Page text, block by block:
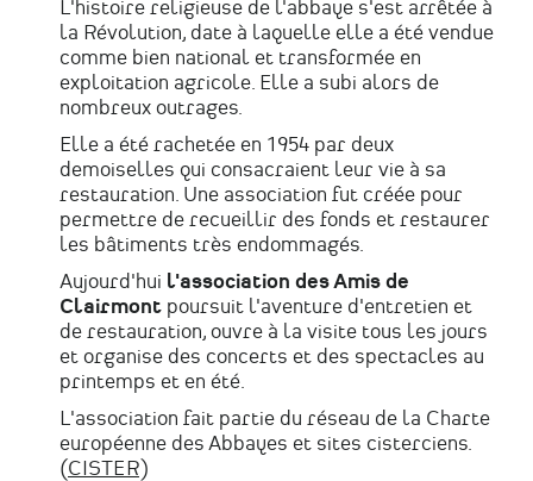
L'histoire religieuse de l'abbaye s'est arrêtée à
la Révolution, date à laquelle elle a été vendue
comme bien national et transformée en
exploitation agricole. Elle a subi alors de
nombreux outrages.
Elle a été rachetée en 1954 par deux
demoiselles qui consacraient leur vie à sa
restauration. Une association fut créée pour
permettre de recueillir des fonds et restaurer
les bâtiments très endommagés.
Aujourd'hui l'association des Amis de
Clairmont poursuit l'aventure d'entretien et
de restauration, ouvre à la visite tous les jours
et organise des concerts et des spectacles au
printemps et en été.
L'association fait partie du réseau de la Charte
européenne des Abbayes et sites cisterciens.
(CISTER)